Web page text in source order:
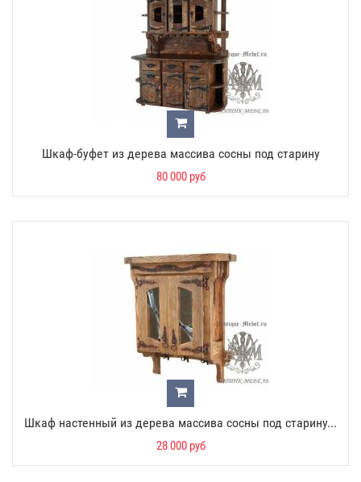
Шкаф-буфет из дерева массива сосны под старину
80 000 руб
Шкаф настенный из дерева массива сосны под старину...
28 000 руб